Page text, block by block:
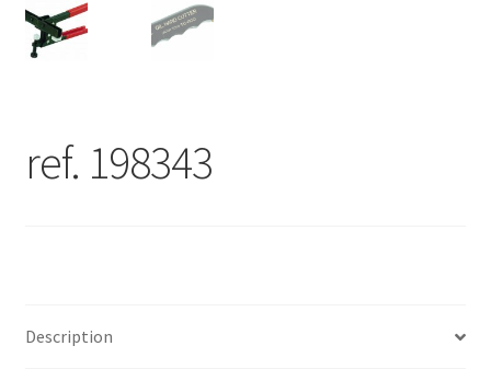
ref. 198343
Description